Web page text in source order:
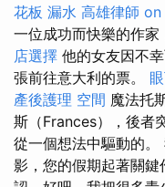
花板 漏水 高雄律師 on
一位成功而快樂的作家
店選擇 他的女友因不
張前往意大利的票。
產後護理 空間 魔法托
斯（Frances），後者
從一個想法中驅動的
影，您的假期起著關鍵